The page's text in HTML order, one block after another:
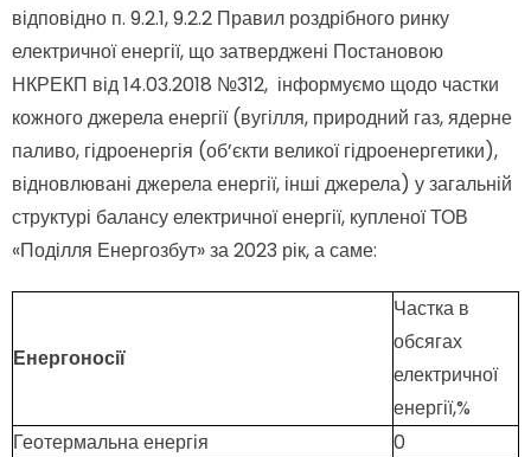
відповідно п. 9.2.1, 9.2.2 Правил роздрібного ринку
електричної енергії, що затверджені Постановою
НКРЕКП від 14.03.2018 №312, інформуємо щодо частки
кожного джерела енергії (вугілля, природний газ, ядерне
паливо, гідроенергія (об’єкти великої гідроенергетики),
відновлювані джерела енергії, інші джерела) у загальній
структурі балансу електричної енергії, купленої ТОВ
«Поділля Енергозбут» за 2023 рік, а саме:
Енергоносії
Частка в
обсягах
електричної
енергії,%
Геотермальна енергія
0